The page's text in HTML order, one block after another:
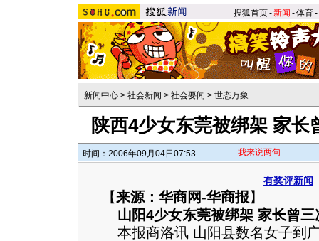
搜狐首页-新闻 -体育-
新闻中心 > 社会新闻 > 社会要闻 > 世态万象
陕西4少女东莞被绑架 家长
时间：2006年09月04日07:53 我来说两句
有奖评新闻
【来源：华商网-华商报】
山阳4少女东莞被绑架 家长曾三
本报商洛讯 山阳县数名女子到广